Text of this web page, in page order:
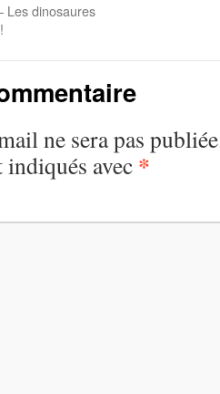
Les dinosaures
ne sera pas
avec *